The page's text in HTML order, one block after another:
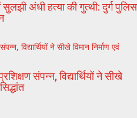
अंधी हत्या की गुत्थी: दुर्ग पुलिस
विद्यार्थियों ने सीखे विमान निर्माण एवं
संपन्न, विद्यार्थियों ने सीखे